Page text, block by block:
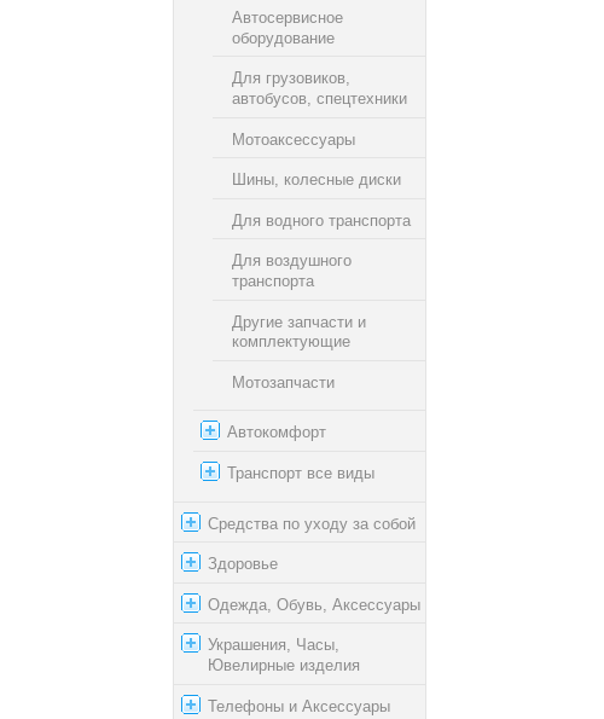
Автосервисное
оборудование
Для грузовиков,
автобусов, спецтехники
Мотоаксессуары
Шины, колесные диски
Для водного транспорта
Для воздушного
транспорта
Другие запчасти и
комплектующие
Мотозапчасти
Автокомфорт
Транспорт все виды
Средства по уходу за собой
Здоровье
Одежда, Обувь, Аксессуары
Украшения, Часы,
Ювелирные изделия
Телефоны и Аксессуары